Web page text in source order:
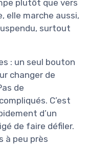
plutôt que vers
elle marche aussi,
surtout
: un seul bouton
changer de
de
C’est
d’un
de faire défiler.
à peu près